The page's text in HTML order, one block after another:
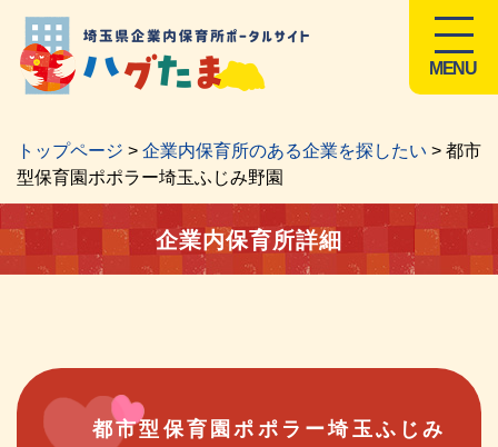
MENU
トップページ > 企業内保育所のある企業を探したい > 都市
型保育園ポポラー埼玉ふじみ野園
企業内保育所詳細
都市型保育園ポポラー埼玉ふじみ